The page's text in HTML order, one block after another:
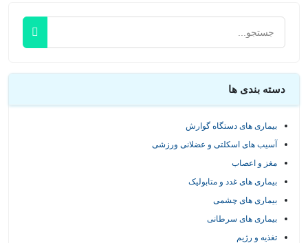
دسته بندی ها
بیماری های دستگاه گوارش
آسیب های اسکلتی و عضلانی ورزشی
مغز و اعصاب
بیماری های غدد و متابولیک
بیماری های چشمی
بیماری های سرطانی
تغذیه و رژیم